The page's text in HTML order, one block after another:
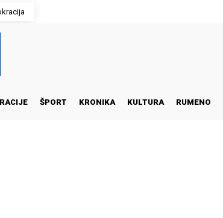
ŠPORT KRONIKA KULTURA RUMENO